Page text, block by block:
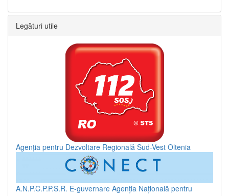
Legături utile
Agenția pentru Dezvoltare Regională Sud-Vest Oltenia
A.N.P.C.P.P.S.R. E-guvernare Agenția Națională pentru